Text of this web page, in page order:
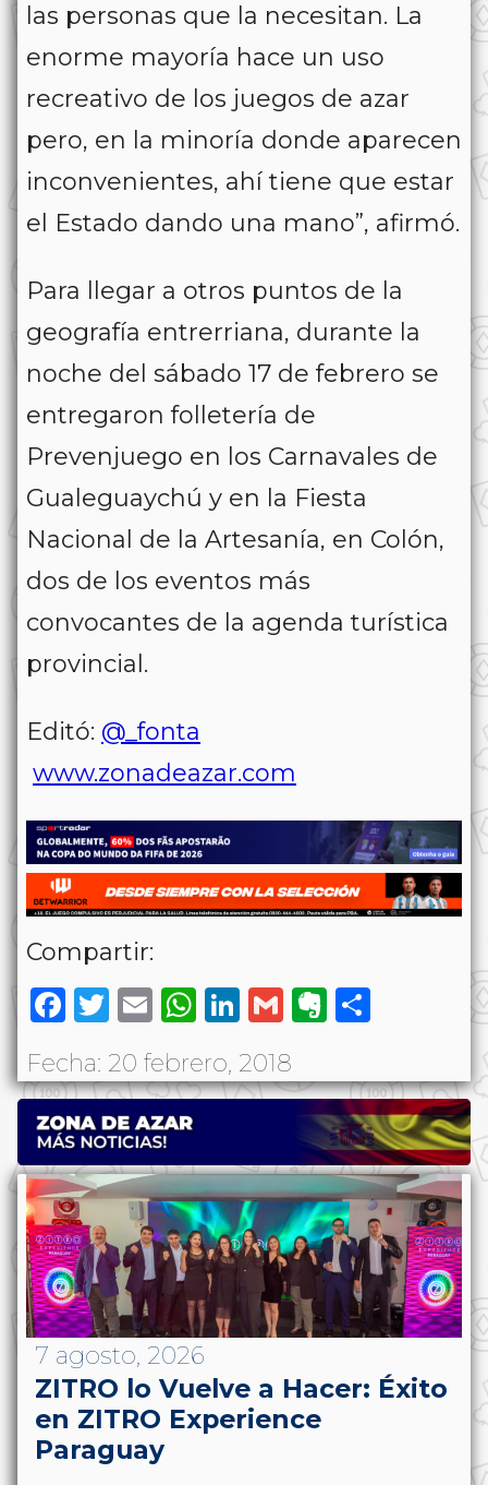
las personas que la necesitan. La
enorme mayoría hace un uso
recreativo de los juegos de azar
pero, en la minoría donde aparecen
inconvenientes, ahí tiene que estar
el Estado dando una mano”, afirmó.
Para llegar a otros puntos de la
geografía entrerriana, durante la
noche del sábado 17 de febrero se
entregaron folletería de
Prevenjuego en los Carnavales de
Gualeguaychú y en la Fiesta
Nacional de la Artesanía, en Colón,
dos de los eventos más
convocantes de la agenda turística
provincial.
Editó: @_fonta
www.zonadeazar.com
Compartir:
Facebook
Twitter
EmailWhatsApp
LinkedIn
GmailEvernote
Fecha: 20 febrero, 2018
7 agosto, 2026
ZITRO lo Vuelve a Hacer: Éxito
en ZITRO Experience
Paraguay